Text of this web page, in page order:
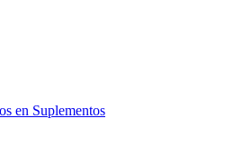
en Suplementos